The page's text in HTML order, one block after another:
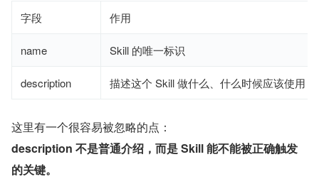
字段 作用
name Skill 的唯一标识
description 描述这个 Skill 做什么、什么时候应该使用
这里有一个很容易被忽略的点：
description 不是普通介绍，而是 Skill 能不能被正确触发
的关键。